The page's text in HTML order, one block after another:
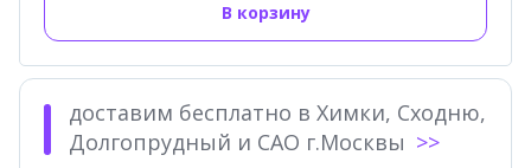
В корзину
доставим бесплатно в Химки, Сходню,
Долгопрудный и САО г.Москвы